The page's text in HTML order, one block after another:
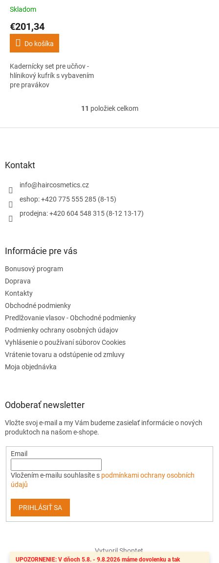
UPOZORNENIE: V dňoch 5.8. - 9.8.2026 máme dovolenku a tak
vybavením pre pravákov
Skladom
€201,34
Do košíka
Kadernícky set pre učňov -
hlínikový kufrík s vybavením
pre pravákov
O
l
p
v
11 položiek celkom
Kontakt
info@haircosmetics.cz
eshop: +420 775 555 285 (8-15)
prodejna: +420 604 548 315 (8-12 13-17)
Informácie pre vás
Bonusový program
Doprava
Kontakty
Obchodné podmienky
Predlžovanie vlasov - Obchodné podmienky
Podmienky ochrany osobných údajov
Vyhlásenie o používaní súborov Cookies
Vrátenie tovaru a odstúpenie od zmluvy
Moja objednávka
Odoberať newsletter
Vložte svoj e-mail a my Vám budeme zasielať informácie o nových
produktoch na našom e-shope.
Email
Vložením e-mailu souhlasíte s podmínkami ochrany osobních
údajů
PRIHLÁSIŤ SA
Vytvoril Shoptet